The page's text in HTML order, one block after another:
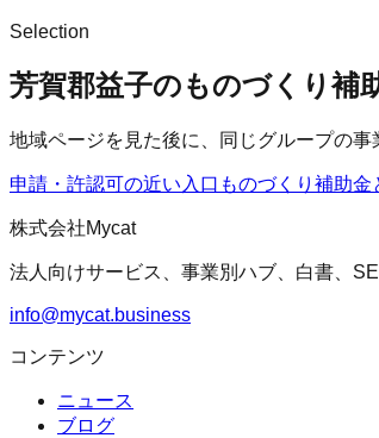
Selection
芳賀郡益子のものづくり補
地域ページを見た後に、同じグループの事
申請・許認可の近い入口 ものづくり補助金
株式会社Mycat
法人向けサービス、事業別ハブ、白書、
info@mycat.business
コンテンツ
ニュース
ブログ